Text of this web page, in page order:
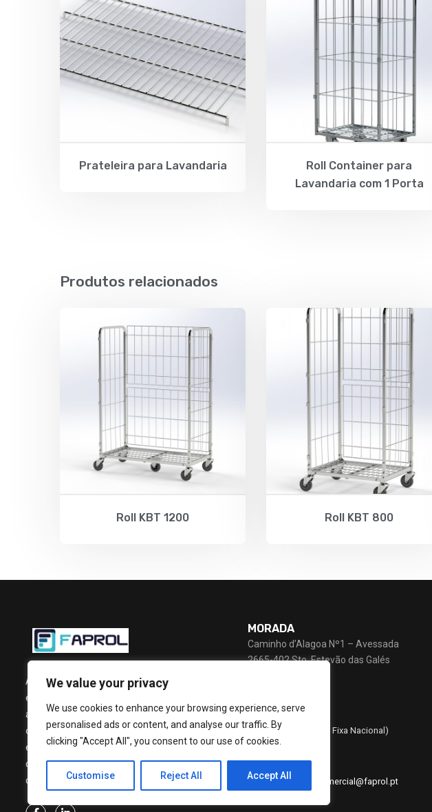
We value your privacy
We use cookies to enhance your browsing experience, serve
personalised ads or content, and analyse our traffic. By
clicking "Accept All", you consent to our use of cookies.
Customise Reject All Accept All
Prateleira para Lavandaria
Roll Container para
Lavandaria com 1 Porta
Produtos relacionados
Roll KBT 1200 Roll KBT 800
A Faprol é uma empresa industrial que fabrica
e comercializa produtos de logística para
armazenagem e transporte, cujo principal
objectivo é o de proporcionar soluções de
elevada qualidade a todas as empresas, tendo
como base as reais necessidades de todos os
clientes.
MORADA
Caminho d’Alagoa Nº1 – Avessada
2665-402 Sto. Estevão das Galés
CONTACTOS
+ 351 219 663 630
(Chamada Para Rede Fixa Nacional)
geral@faprol.pt comercial@faprol.pt